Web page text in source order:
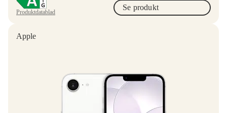
Produktdatablad
Se produkt
Apple